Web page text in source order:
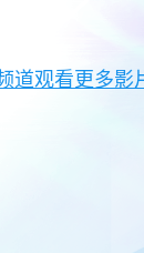
道观看更多影